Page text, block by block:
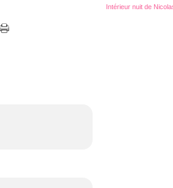
Intérieur nuit de